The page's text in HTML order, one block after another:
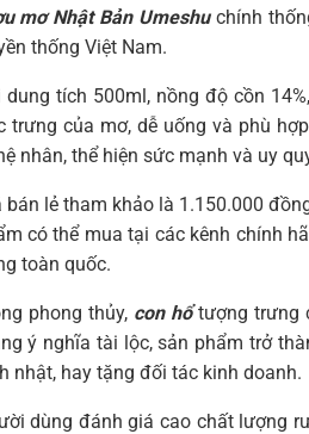
mơ Nhật Bản Umeshuchính
thống Việt Nam.
dung tích 500ml, nồng độ cồn 14%,
trưng của mơ, dễ uống và phù
nhân, thể hiện sức mạnh và uy
bán lẻ tham khảo là 1.150.000
có thể mua tại các kênh chính
toàn quốc.
phong thủy, con hổtượng trưng
ý nghĩa tài lộc, sản phẩm trở
nhật, hay tặng đối tác kinh doanh.
dùng đánh giá cao chất lượng